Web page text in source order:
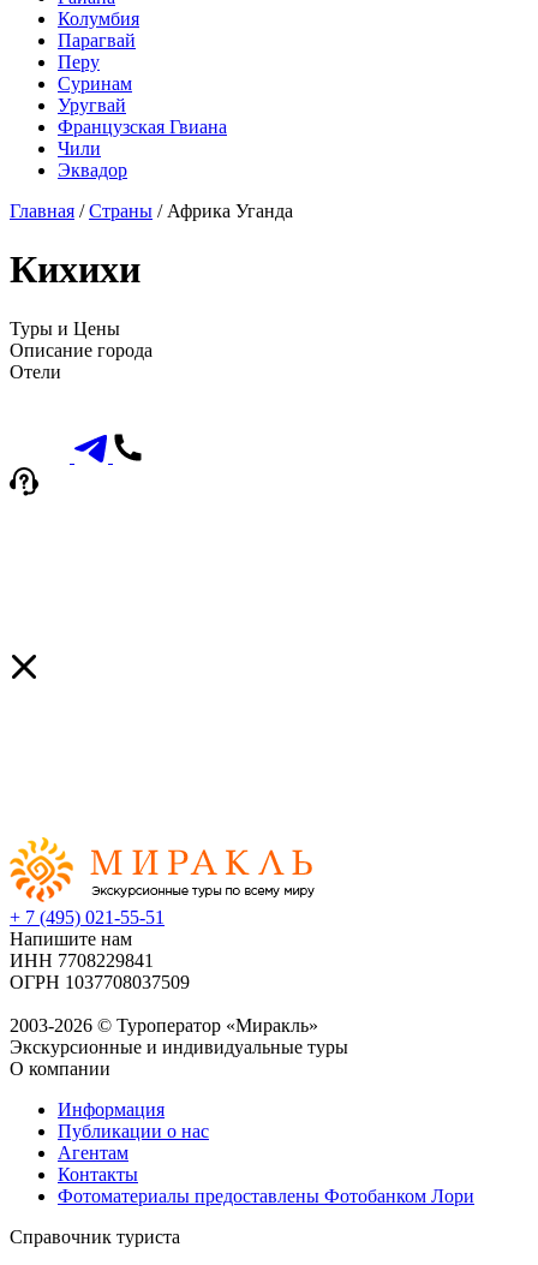
Колумбия
Парагвай
Перу
Суринам
Уругвай
Французская Гвиана
Чили
Эквадор
Главная /Страны / Африка Уганда
Кихихи
Туры и Цены
Описание города
Отели
+ 7 (495) 021-55-51
Напишите нам
ИНН 7708229841
ОГРН 1037708037509
2003-2026 © Туроператор «Миракль»
Экскурсионные и индивидуальные туры
О компании
Информация
Публикации о нас
Агентам
Контакты
Фотоматериалы предоставлены Фотобанком Лори
Справочник туриста